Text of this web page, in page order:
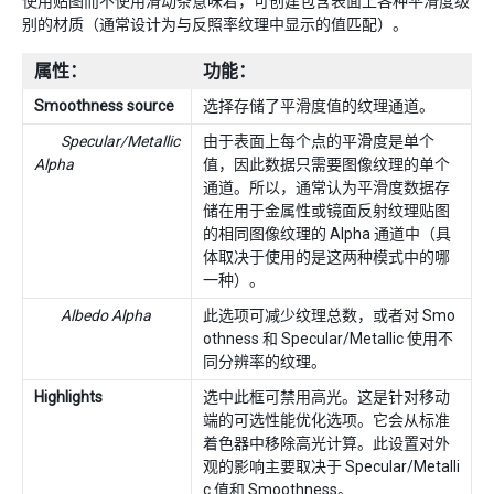
别的材质（通常设计为与反照率纹理中显示的值匹配）。
属性： 功能：
Smoothness source
选择存储了平滑度值的纹理通道。
Specular/Metallic
Alpha
由于表面上每个点的平滑度是单个
值，因此数据只需要图像纹理的单个
通道。所以，通常认为平滑度数据存
储在用于金属性或镜面反射纹理贴图
的相同图像纹理的 Alpha 通道中（具
体取决于使用的是这两种模式中的哪
一种）。
Albedo Alpha
此选项可减少纹理总数，或者对 Smo
othness 和 Specular/Metallic 使用不
同分辨率的纹理。
Highlights
选中此框可禁用高光。这是针对移动
端的可选性能优化选项。它会从标准
着色器中移除高光计算。此设置对外
观的影响主要取决于 Specular/Metalli
c 值和 Smoothness。